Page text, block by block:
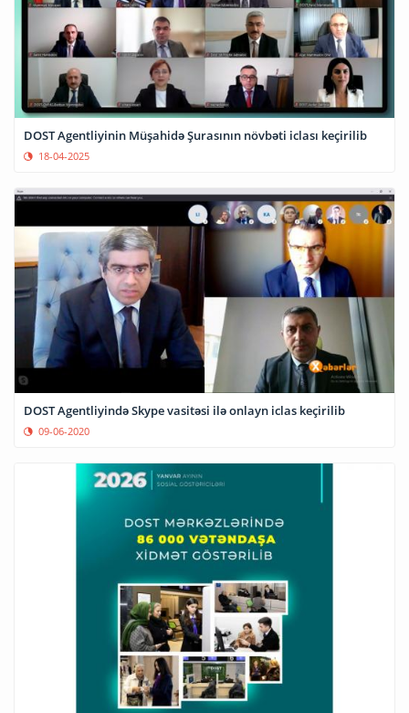
DOST Agentliyinin Müşahidə Şurasının növbəti iclası keçirilib
18-04-2025
DOST Agentliyində Skype vasitəsi ilə onlayn iclas keçirilib
09-06-2020